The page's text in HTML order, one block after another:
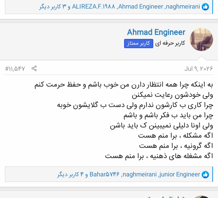
و
ا
ک
ن
ش
ه
ا
naghmeirani
,
Ahmad Engineer
,
ALIREZA.F.1988 و 3 کاربر دیگر
Ahmad Engineer
کاربر حرفه ای کاربر ممتاز
Jul 9, 2026
#11,547
به اینکه چرا همه انتظار دارن من خوب باشم و حفظ حرمت کنم
ولی خودشون رعایت نمیکنن
چرا کاری ب کارشون ندارم ولی دست ب گلایشون خوبه
چرا من باید ب فکر باشم و باشم
ولی اونا دلیلی نمیبینن ک باید باشن
اگه مشکله ، برا منم هست
اگه گرونیه ، برا منم هست
اگه مشغله های ذهنیه ، برا منم هست
و
ا
ک
junior Engineer
,
naghmeirani
,
Bahar5746 و 4 کاربر دیگر